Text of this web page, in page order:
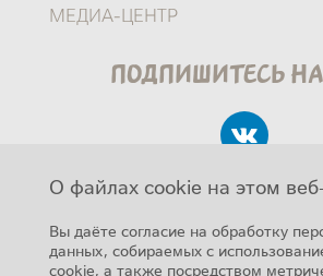
МЕДИА-ЦЕНТР
Подпишитесь
О файлах cookie на этом
Вы даёте согласие на обработку
данных, собираемых с
cookie, а также посредством